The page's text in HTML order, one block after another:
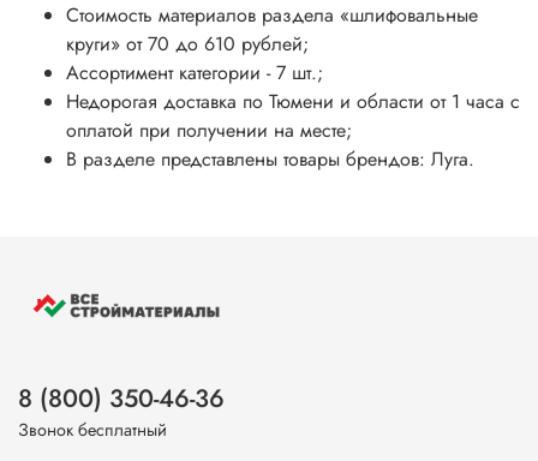
Стоимость материалов раздела «шлифовальные
круги» от 70 до 610 рублей;
Ассортимент категории - 7 шт.;
Недорогая доставка по Тюмени и области от 1 часа с
оплатой при получении на месте;
В разделе представлены товары брендов: Луга.
8 (800) 350-46-36
Звонок бесплатный